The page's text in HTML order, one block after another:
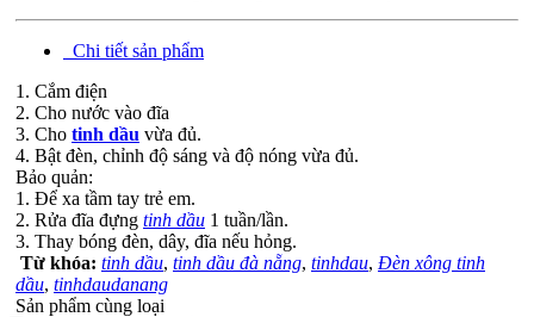
Chi tiết sản phẩm
1. Cắm điện
2. Cho nước vào đĩa
3. Cho tinh dầu vừa đủ.
4. Bật đèn, chỉnh độ sáng và độ nóng vừa đủ.
Bảo quản:
1. Để xa tầm tay trẻ em.
2. Rửa đĩa đựng tinh dầu 1 tuần/lần.
3. Thay bóng đèn, dây, đĩa nếu hỏng.
Từ khóa: tinh dầu, tinh dầu đà nẵng, tinhdau, Đèn xông tinh
dầu, tinhdaudanang
Sản phẩm cùng loại